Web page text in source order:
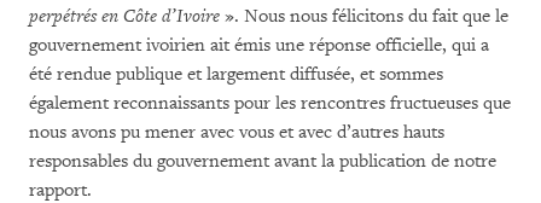
perpétrés en Côte d’Ivoire ». Nous nous félicitons du fait que le
gouvernement ivoirien ait émis une réponse officielle, qui a
été rendue publique et largement diffusée, et sommes
également reconnaissants pour les rencontres fructueuses que
nous avons pu mener avec vous et avec d’autres hauts
responsables du gouvernement avant la publication de notre
rapport.